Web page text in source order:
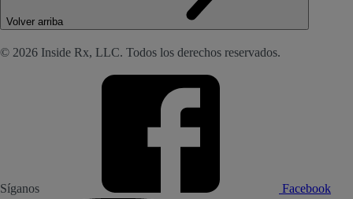
Volver arriba
© 2026 Inside Rx, LLC. Todos los derechos reservados.
Síganos Facebook